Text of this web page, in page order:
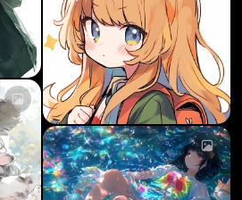
Cargando...